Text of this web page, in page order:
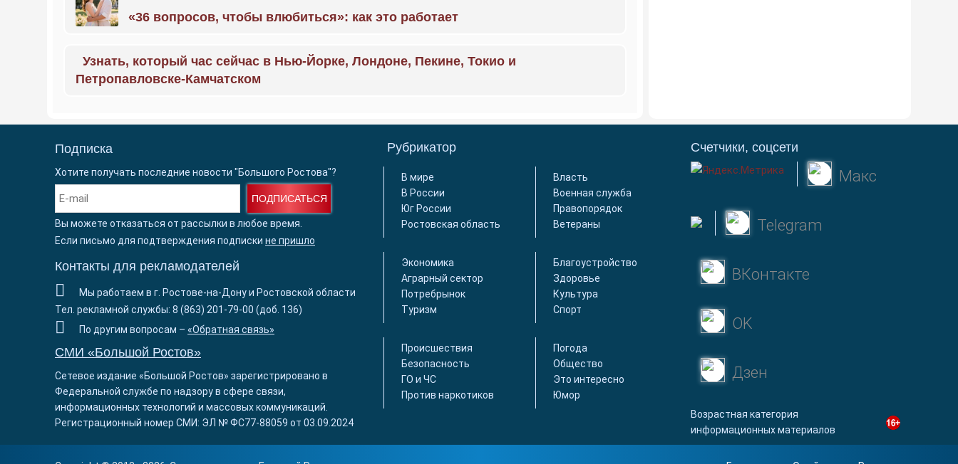
«36 вопросов, чтобы влюбиться»: как это работает
Узнать, который час сейчас в Нью-Йорке, Лондоне, Пекине, Токио и
Петропавловске-Камчатском
Подписка
Хотите получать последние новости "Большого Ростова"?
ПОДПИСАТЬСЯ
Вы можете отказаться от рассылки в любое время.
Если письмо для подтверждения подписки не пришло
Контакты для рекламодателей
Мы работаем в г. Ростове-на-Дону и Ростовской области
Тел. рекламной службы: 8 (863) 201-79-00 (доб. 136)
По другим вопросам – «Обратная связь»
СМИ «Большой Ростов»
Сетевое издание «Большой Ростов» зарегистрировано в
Федеральной службе по надзору в сфере связи,
информационных технологий и массовых коммуникаций.
Регистрационный номер СМИ: ЭЛ № ФС77-88059 от 03.09.2024
Рубрикатор
В мире
В России
Юг России
Ростовская область
Власть
Военная служба
Правопорядок
Ветераны
Экономика
Аграрный сектор
Потребрынок
Туризм
Благоустройство
Здоровье
Культура
Спорт
Происшествия
Безопасность
ГО и ЧС
Против наркотиков
Погода
Общество
Это интересно
Юмор
Счетчики, соцсети
Макс
Telegram
ВКонтакте
OK
Дзен
Возрастная категория
информационных материалов